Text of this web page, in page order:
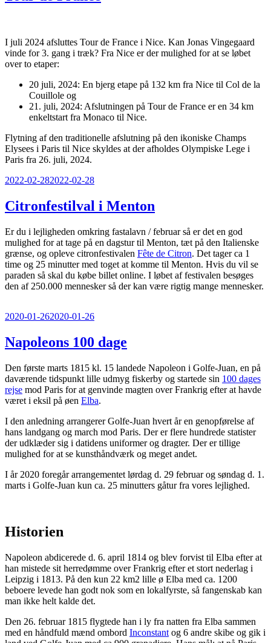
I juli 2024 afsluttes Tour de France i Nice. Kan Jonas Vingegaard
vinde for 3. gang i træk? Fra Nice er der mulighed for at se løbet
over to etaper:
20 juli, 2024: En bjerg etape på 132 km fra Nice til Col de la
Couillole og
21. juli, 2024: Afslutningen på Tour de France er en 34 km
enkeltstart fra Monaco til Nice.
Flytning af den traditionelle afslutning på den ikoniske Champs
Elysees i Paris til Nice skyldes at der afholdes Olympiske Lege i
Paris fra 26. juli, 2024.
Udgivet
2022-02-282022-02-28
Citronfestilval i Menton
Er du i lejligheden omkring fastalavn / februar så er det en god
mulighed for at tage på en dagstur til Menton, tæt på den Italienske
grænse, og opleve citronfestivalen Fête de Citron. Det tager ca 1
time og 25 minutter med toget at komme til Menton. Hvis du vil se
paraden så skal du købe billet online. I løbet af festivalen besøges
den af 250.000 mennesker så der kan være rigtig mange mennesker.
Udgivet
2020-01-262020-01-26
Napoleons 100 dage
Den første marts 1815 kl. 15 landede Napoleon i Golfe-Juan, en på
daværende tidspunkt lille udmyg fiskerby og startede sin 100 dages
rejse mod Paris for at genvinde magten over Frankrig efter at havde
været i eksil på øen Elba.
I den anledning arrangerer Golfe-Juan hvert år en genopførelse af
hans landgang og march mod Paris. Der er flere hundrede statister
der udklæder sig i datidens uniformer og dragter. Der er tillige
mulighed for at se kunsthåndværk og meget andet.
I år 2020 foregår arrangementet lørdag d. 29 februar og søndag d. 1.
marts i Golfe-Juan kun ca. 25 minutters gåtur fra vores lejlighed.
Historien
Napoleon abdicerede d. 6. april 1814 og blev forvist til Elba efter at
han mistede sit herredømme over Frankrig efter et stort nederlag i
Leipzig i 1813. På den kun 22 km2 lille ø Elba med ca. 1200
beboere levede han godt nok som en lokalfyrste, så fangenskab kan
man ikke helt kalde det.
Den 26. februar 1815 flygtede han i ly fra natten fra Elba sammen
med en håndfuld mænd ombord Inconstant og 6 andre skibe og gik i